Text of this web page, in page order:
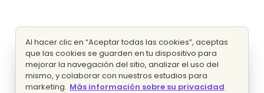
Al hacer clic en “Aceptar todas las cookies”, aceptas
que las cookies se guarden en tu dispositivo para
mejorar la navegación del sitio, analizar el uso del
mismo, y colaborar con nuestros estudios para
marketing. Más información sobre su privacidad